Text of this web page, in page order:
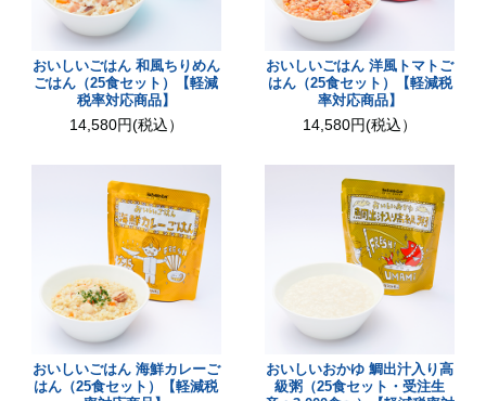
おいしいごはん 和風ちりめん
ごはん（25食セット）【軽減
税率対応商品】
14,580円(税込）
おいしいごはん 洋風トマトご
はん（25食セット）【軽減税
率対応商品】
14,580円(税込）
おいしいごはん 海鮮カレーご
はん（25食セット）【軽減税
おいしいおかゆ 鯛出汁入り高
級粥（25食セット・受注生